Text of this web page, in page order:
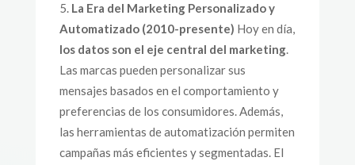
La Era del Marketing Personalizado y
Automatizado (2010-presente) Hoy en día,
los datos son el eje central del marketing.
Las marcas pueden personalizar sus
mensajes basados en el comportamiento y
preferencias de los consumidores. Además,
las herramientas de automatización permiten
campañas más eficientes y segmentadas. El